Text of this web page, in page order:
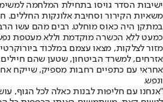
ישיבות הסדר גויסו בתחילת המלחמה
משאיות הקירור וסחיבת אלונקות החללים.
במתקן היה כאוס מוחלט. רבים מהם עשו
כמעט ללא הכשרה מוקדמת וללא מעטפת
מזור לצלקות, מצאו עצמם במלכוד
אזרחים, למשרד הביטחון, שטען שהם
אחראי עם כתפיים רחבות מספיק, שייקח
ונפש.
"אנחנו עם חליפות לבנות כאלה לכל הגוף,